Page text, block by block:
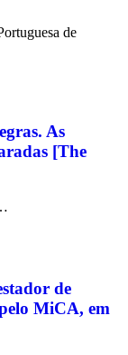
de
As
[The
de
MiCA, em